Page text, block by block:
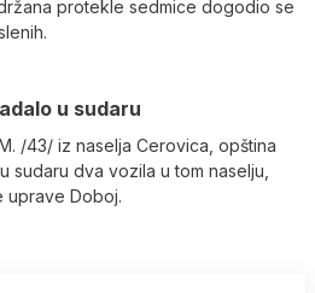
protekle sedmice dogodio se
u sudaru
/43/ iz naselja Cerovica, opština
sudaru dva vozila u tom naselju,
uprave Doboj.